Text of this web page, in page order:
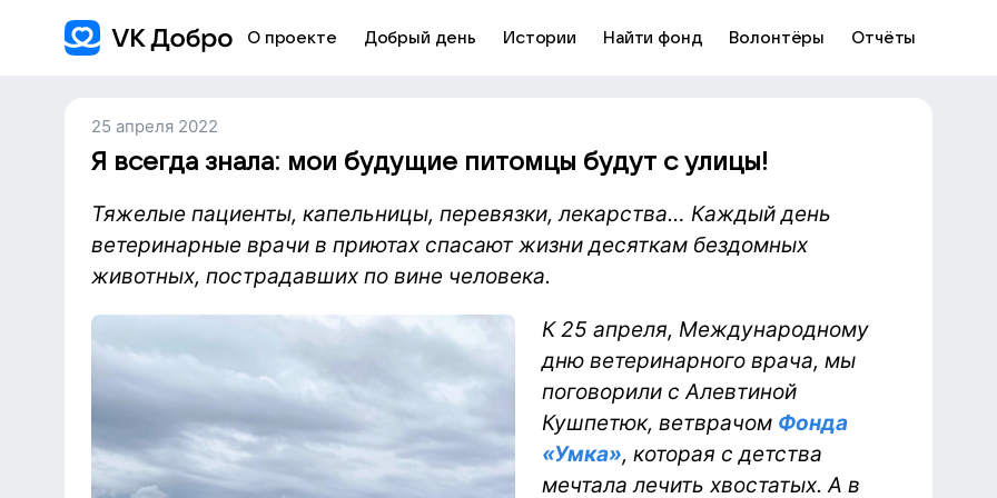
О проекте Добрый день Истории Найти фонд Волонтёры Отчёты
25 апреля 2022
Я всегда знала: мои будущие питомцы будут с улицы!
Тяжелые пациенты, капельницы, перевязки, лекарства… Каждый день
ветеринарные врачи в приютах спасают жизни десяткам бездомных
животных, пострадавших по вине человека.
К 25 апреля, Международному
дню ветеринарного врача, мы
поговорили с Алевтиной
Кушпетюк, ветврачом Фонда
«Умка», которая с детства
мечтала лечить хвостатых. А в